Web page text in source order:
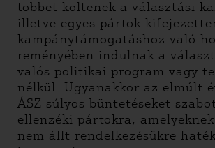
többet költenek a választási
illetve egyes pártok
kampánytámogatáshoz való
reményében indulnak a
valós politikai program vagy
nélkül. Ugyanakkor az elmúlt
ÁSZ súlyos büntetéseket
ellenzéki pártokra,
nem állt rendelkezésükre